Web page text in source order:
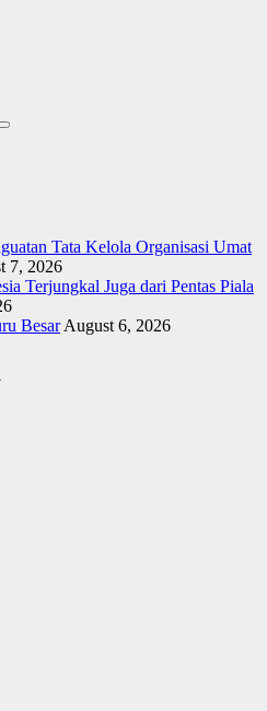
Tata Kelola Organisasi Umat
7, 2026
Terjungkal Juga dari Pentas Piala
BesarAugust 6, 2026